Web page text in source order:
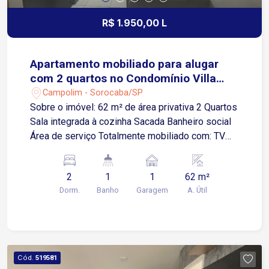
R$ 1.950,00 L
Apartamento mobiliado para alugar
com 2 quartos no Condomínio Villa
Sunset
Campolim - Sorocaba/SP
Sobre o imóvel: 62 m² de área privativa 2 Quartos
Sala integrada à cozinha Sacada Banheiro social
Área de serviço Totalmente mobiliado com: TV
Geladeira Máquina de lavar roupas Guarda-roupas
e cama de casal nos dois quartos Armários
planejados na cozinha, banheiro e em um dos
roupa Garagem: 1 vaga, localizada próxima à
entrada do condomínio Condomínio oferece:
2
Dorm.
1
Banho
1
Garagem
62 m²
A. Útil
Cód. 519581